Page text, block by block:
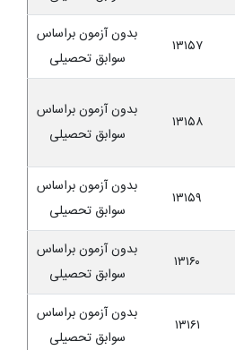
۱۳۱۵۷
بدون آزمون براساس
سوابق تحصیلی
۱۳۱۵۸
بدون آزمون براساس
سوابق تحصیلی
۱۳۱۵۹
بدون آزمون براساس
سوابق تحصیلی
۱۳۱۶۰
بدون آزمون براساس
سوابق تحصیلی
۱۳۱۶۱
بدون آزمون براساس
سوابق تحصیلی